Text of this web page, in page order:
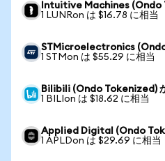
Intuitive Machines (Ondo
1 LUNRon は $16.78 に相当
STMicroelectronics
1 STMon は $55.29 に相当
Bilibili (Ondo Tokenized)
1 BILIon は $18.62 に相当
Applied Digital (Ondo
1 APLDon は $29.69 に相当